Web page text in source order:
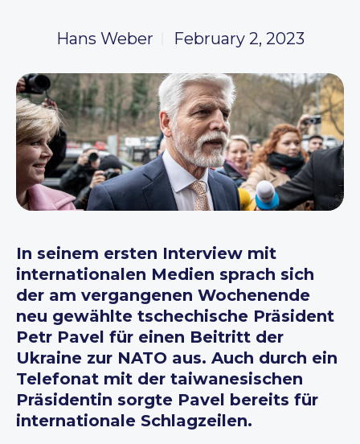
Hans Weber February 2, 2023
In seinem ersten Interview mit
internationalen Medien sprach sich
der am vergangenen Wochenende
neu gewählte tschechische Präsident
Petr Pavel für einen Beitritt der
Ukraine zur NATO aus. Auch durch ein
Telefonat mit der taiwanesischen
Präsidentin sorgte Pavel bereits für
internationale Schlagzeilen.